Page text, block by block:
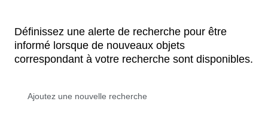
Définissez une alerte de recherche pour être
informé lorsque de nouveaux objets
correspondant à votre recherche sont disponibles.